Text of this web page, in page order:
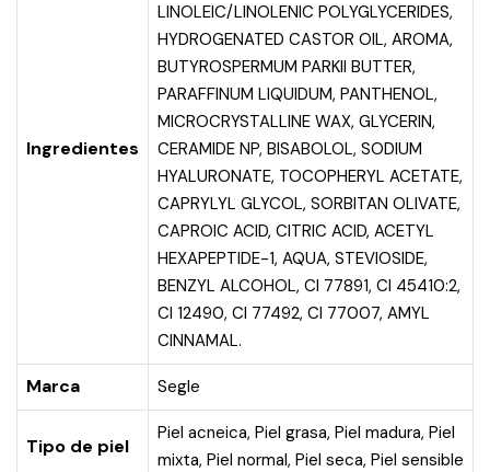
Ingredientes
LINOLEIC/LINOLENIC POLYGLYCERIDES,
HYDROGENATED CASTOR OIL, AROMA,
BUTYROSPERMUM PARKII BUTTER,
PARAFFINUM LIQUIDUM, PANTHENOL,
MICROCRYSTALLINE WAX, GLYCERIN,
CERAMIDE NP, BISABOLOL, SODIUM
HYALURONATE, TOCOPHERYL ACETATE,
CAPRYLYL GLYCOL, SORBITAN OLIVATE,
CAPROIC ACID, CITRIC ACID, ACETYL
HEXAPEPTIDE-1, AQUA, STEVIOSIDE,
BENZYL ALCOHOL, CI 77891, CI 45410:2,
CI 12490, CI 77492, CI 77007, AMYL
CINNAMAL.
Marca Segle
Tipo de piel
Piel acneica, Piel grasa, Piel madura, Piel
mixta, Piel normal, Piel seca, Piel sensible